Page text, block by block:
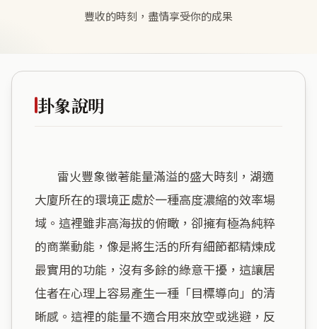
豐收的時刻，盡情享受你的成果
卦象說明
大廈所在的環境正處於一種高度濃縮的效率場
域。這裡雖非高海拔的俯瞰，卻擁有極為純粹
的商業動能，像是將生活的所有細節都精煉成
最實用的功能，沒有多餘的綠意干擾，這讓居
住者在心理上容易產生一種「目標導向」的清
晰感。這裡的能量不適合用來放空或逃避，反